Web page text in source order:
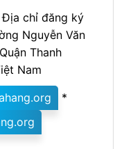
Địa chỉ đăng ký
Nguyễn Văn
Thanh
Nam
*